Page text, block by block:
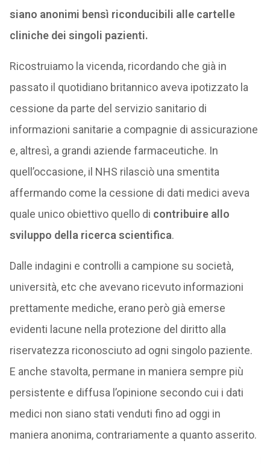
siano anonimi bensì riconducibili alle cartelle
cliniche dei singoli pazienti.
Ricostruiamo la vicenda, ricordando che già in
passato il quotidiano britannico aveva ipotizzato la
cessione da parte del servizio sanitario di
informazioni sanitarie a compagnie di assicurazione
e, altresì, a grandi aziende farmaceutiche. In
quell’occasione, il NHS rilasciò una smentita
affermando come la cessione di dati medici aveva
quale unico obiettivo quello di contribuire allo
sviluppo della ricerca scientifica.
Dalle indagini e controlli a campione su società,
università, etc che avevano ricevuto informazioni
prettamente mediche, erano però già emerse
evidenti lacune nella protezione del diritto alla
riservatezza riconosciuto ad ogni singolo paziente.
E anche stavolta, permane in maniera sempre più
persistente e diffusa l’opinione secondo cui i dati
medici non siano stati venduti fino ad oggi in
maniera anonima, contrariamente a quanto asserito.